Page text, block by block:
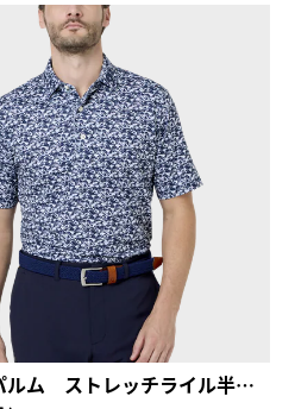
ヒデゥンパルム ストレッチライル半袖シャツ